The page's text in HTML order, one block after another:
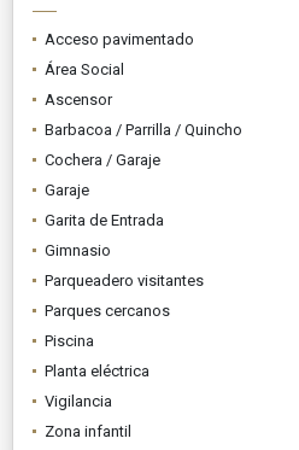
Acceso pavimentado
Área Social
Ascensor
Barbacoa / Parrilla / Quincho
Cochera / Garaje
Garaje
Garita de Entrada
Gimnasio
Parqueadero visitantes
Parques cercanos
Piscina
Planta eléctrica
Vigilancia
Zona infantil